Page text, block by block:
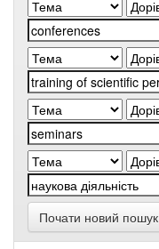
Почати новий пошук